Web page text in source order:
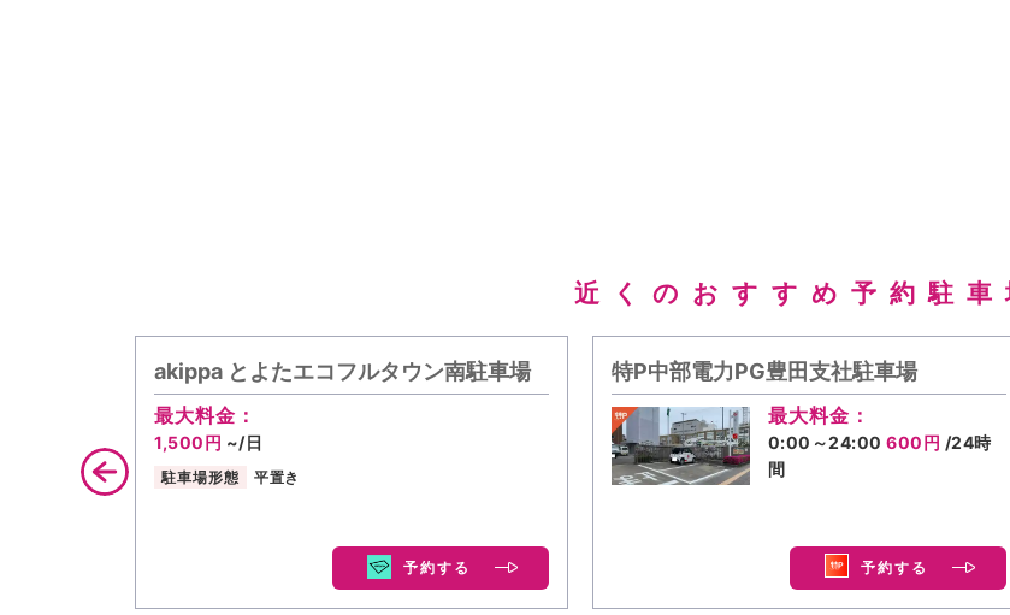
近くのおすすめ予約駐車
akippa とよたエコフルタウン南駐車場
最大料金：
1,500円 ~/日
駐車場形態 平置き
予約する
特P中部電力PG豊田支社駐車場
最大料金：
0:00～24:00600円 /24時
間
予約する